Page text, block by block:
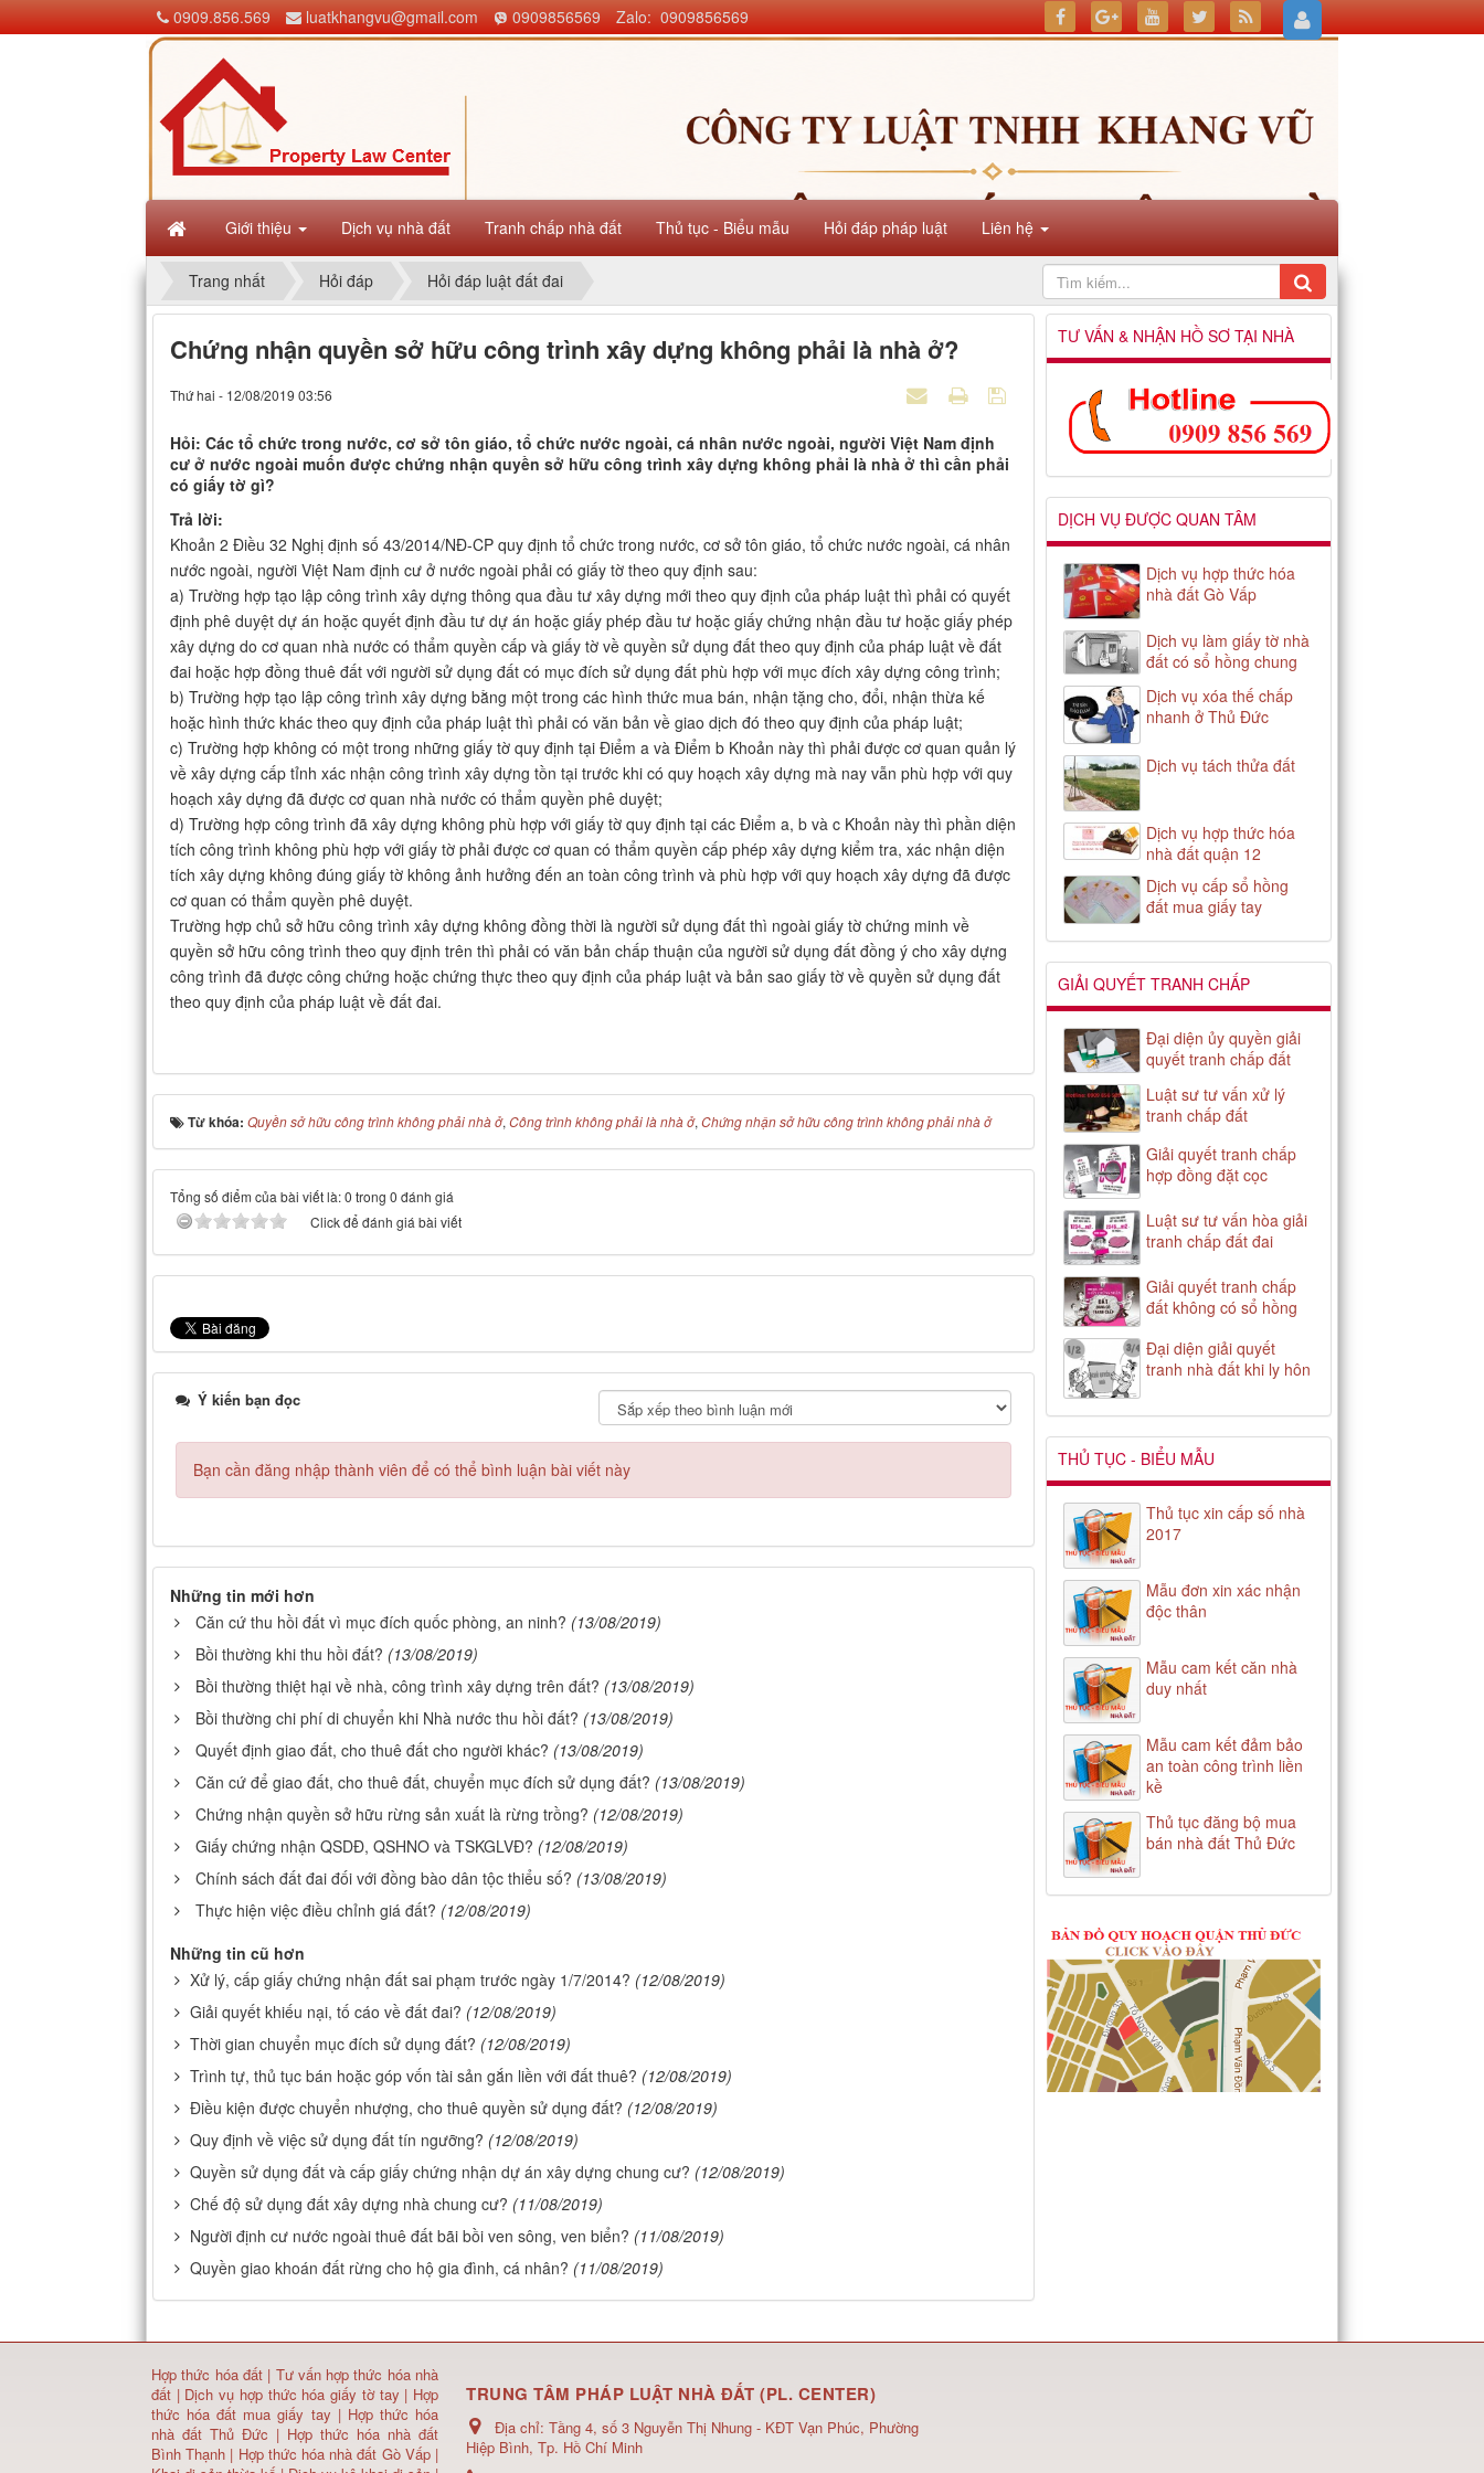
Giới thiệu Dịch vụ nhà đất Tranh chấp nhà đất Thủ tục - Biểu mẫu Hỏi đáp pháp luật Liên hệ
0909.856.569 luatkhangvu@gmail.com 0909856569 Zalo: 0909856569
Trang nhất Hỏi đáp Hỏi đáp luật đất đai
Chứng nhận quyền sở hữu công trình xây dựng không phải là nhà ở?
Thứ hai - 12/08/2019 03:56
Hỏi: Các tổ chức trong nước, cơ sở tôn giáo, tổ chức nước ngoài, cá nhân nước ngoài, người Việt Nam định
cư ở nước ngoài muốn được chứng nhận quyền sở hữu công trình xây dựng không phải là nhà ở thì cần phải
có giấy tờ gì?
Trả lời:
Khoản 2 Điều 32 Nghị định số 43/2014/NĐ-CP quy định tổ chức trong nước, cơ sở tôn giáo, tổ chức nước ngoài, cá nhân
nước ngoài, người Việt Nam định cư ở nước ngoài phải có giấy tờ theo quy định sau:
a) Trường hợp tạo lập công trình xây dựng thông qua đầu tư xây dựng mới theo quy định của pháp luật thì phải có quyết
định phê duyệt dự án hoặc quyết định đầu tư dự án hoặc giấy phép đầu tư hoặc giấy chứng nhận đầu tư hoặc giấy phép
xây dựng do cơ quan nhà nước có thẩm quyền cấp và giấy tờ về quyền sử dụng đất theo quy định của pháp luật về đất
đai hoặc hợp đồng thuê đất với người sử dụng đất có mục đích sử dụng đất phù hợp với mục đích xây dựng công trình;
b) Trường hợp tạo lập công trình xây dựng bằng một trong các hình thức mua bán, nhận tặng cho, đổi, nhận thừa kế
hoặc hình thức khác theo quy định của pháp luật thì phải có văn bản về giao dịch đó theo quy định của pháp luật;
c) Trường hợp không có một trong những giấy tờ quy định tại Điểm a và Điểm b Khoản này thì phải được cơ quan quản lý
về xây dựng cấp tỉnh xác nhận công trình xây dựng tồn tại trước khi có quy hoạch xây dựng mà nay vẫn phù hợp với quy
hoạch xây dựng đã được cơ quan nhà nước có thẩm quyền phê duyệt;
d) Trường hợp công trình đã xây dựng không phù hợp với giấy tờ quy định tại các Điểm a, b và c Khoản này thì phần diện
tích công trình không phù hợp với giấy tờ phải được cơ quan có thẩm quyền cấp phép xây dựng kiểm tra, xác nhận diện
tích xây dựng không đúng giấy tờ không ảnh hưởng đến an toàn công trình và phù hợp với quy hoạch xây dựng đã được
cơ quan có thẩm quyền phê duyệt.
Trường hợp chủ sở hữu công trình xây dựng không đồng thời là người sử dụng đất thì ngoài giấy tờ chứng minh về
quyền sở hữu công trình theo quy định trên thì phải có văn bản chấp thuận của người sử dụng đất đồng ý cho xây dựng
công trình đã được công chứng hoặc chứng thực theo quy định của pháp luật và bản sao giấy tờ về quyền sử dụng đất
theo quy định của pháp luật về đất đai.
Từ khóa: Quyền sở hữu công trình không phải nhà ở, Công trình không phải là nhà ở, Chứng nhận sở hữu công trình không phải nhà ở
Tổng số điểm của bài viết là: 0 trong 0 đánh giá
Click để đánh giá bài viết
Ý kiến bạn đọc
Bạn cần đăng nhập thành viên để có thể bình luận bài viết này
Những tin mới hơn
Căn cứ thu hồi đất vì mục đích quốc phòng, an ninh? (13/08/2019)
Bồi thường khi thu hồi đất? (13/08/2019)
Bồi thường thiệt hại về nhà, công trình xây dựng trên đất? (13/08/2019)
Bồi thường chi phí di chuyển khi Nhà nước thu hồi đất? (13/08/2019)
Quyết định giao đất, cho thuê đất cho người khác? (13/08/2019)
Căn cứ để giao đất, cho thuê đất, chuyển mục đích sử dụng đất? (13/08/2019)
Chứng nhận quyền sở hữu rừng sản xuất là rừng trồng? (12/08/2019)
Giấy chứng nhận QSDĐ, QSHNO và TSKGLVĐ? (12/08/2019)
Chính sách đất đai đối với đồng bào dân tộc thiểu số? (13/08/2019)
Thực hiện việc điều chỉnh giá đất? (12/08/2019)
Những tin cũ hơn
Xử lý, cấp giấy chứng nhận đất sai phạm trước ngày 1/7/2014? (12/08/2019)
Giải quyết khiếu nại, tố cáo về đất đai? (12/08/2019)
Thời gian chuyển mục đích sử dụng đất? (12/08/2019)
Trình tự, thủ tục bán hoặc góp vốn tài sản gắn liền với đất thuê? (12/08/2019)
Điều kiện được chuyển nhượng, cho thuê quyền sử dụng đất? (12/08/2019)
Quy định về việc sử dụng đất tín ngưỡng? (12/08/2019)
Quyền sử dụng đất và cấp giấy chứng nhận dự án xây dựng chung cư? (12/08/2019)
Chế độ sử dụng đất xây dựng nhà chung cư? (11/08/2019)
Người định cư nước ngoài thuê đất bãi bồi ven sông, ven biển? (11/08/2019)
Quyền giao khoán đất rừng cho hộ gia đình, cá nhân? (11/08/2019)
TƯ VẤN & NHẬN HỒ SƠ TẠI NHÀ
DỊCH VỤ ĐƯỢC QUAN TÂM
Dịch vụ hợp thức hóa
nhà đất Gò Vấp
Dịch vụ làm giấy tờ nhà
đất có sổ hồng chung
Dịch vụ xóa thế chấp
nhanh ở Thủ Đức
Dịch vụ tách thửa đất
Dịch vụ hợp thức hóa
nhà đất quận 12
Dịch vụ cấp sổ hồng
đất mua giấy tay
GIẢI QUYẾT TRANH CHẤP
Đại diện ủy quyền giải
quyết tranh chấp đất
Luật sư tư vấn xử lý
tranh chấp đất
Giải quyết tranh chấp
hợp đồng đặt cọc
Luật sư tư vấn hòa giải
tranh chấp đất đai
Giải quyết tranh chấp
đất không có sổ hồng
Đại diện giải quyết
tranh nhà đất khi ly hôn
THỦ TỤC - BIỂU MẪU
Thủ tục xin cấp số nhà
2017
Mẫu đơn xin xác nhận
độc thân
Mẫu cam kết căn nhà
duy nhất
Mẫu cam kết đảm bảo
an toàn công trình liền
kề
Thủ tục đăng bộ mua
bán nhà đất Thủ Đức
Hợp thức hóa đất| Tư vấn hợp thức hóa nhà
đất | Dịch vụ hợp thức hóa giấy tờ tay | Hợp
thức hóa đất mua giấy tay | Hợp thức hóa
nhà đất Thủ Đức | Hợp thức hóa nhà đất
Bình Thạnh | Hợp thức hóa nhà đất Gò Vấp|
TRUNG TÂM PHÁP LUẬT NHÀ ĐẤT (PL. CENTER)
Địa chỉ: Tầng 4, số 3 Nguyễn Thị Nhung - KĐT Vạn Phúc, Phường
Hiệp Bình, Tp. Hồ Chí Minh